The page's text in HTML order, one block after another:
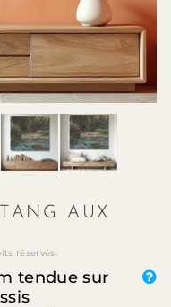
AUX
réservés.
tendue sur